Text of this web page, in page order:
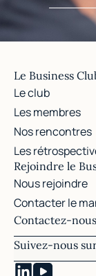
Le Business
Le club
Les membres
Nos rencontres
Les
Rejoindre le
Nous rejoindre
Contacter le
Contactez-nous
Suivez-nous